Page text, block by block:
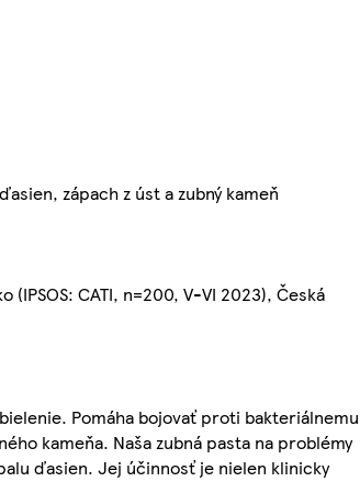
zápach z úst a zubný kameň
CATI, n=200, V-VI 2023), Česká
Pomáha bojovať proti bakteriálnemu
kameňa. Naša zubná pasta na problémy
ďasien. Jej účinnosť je nielen klinicky